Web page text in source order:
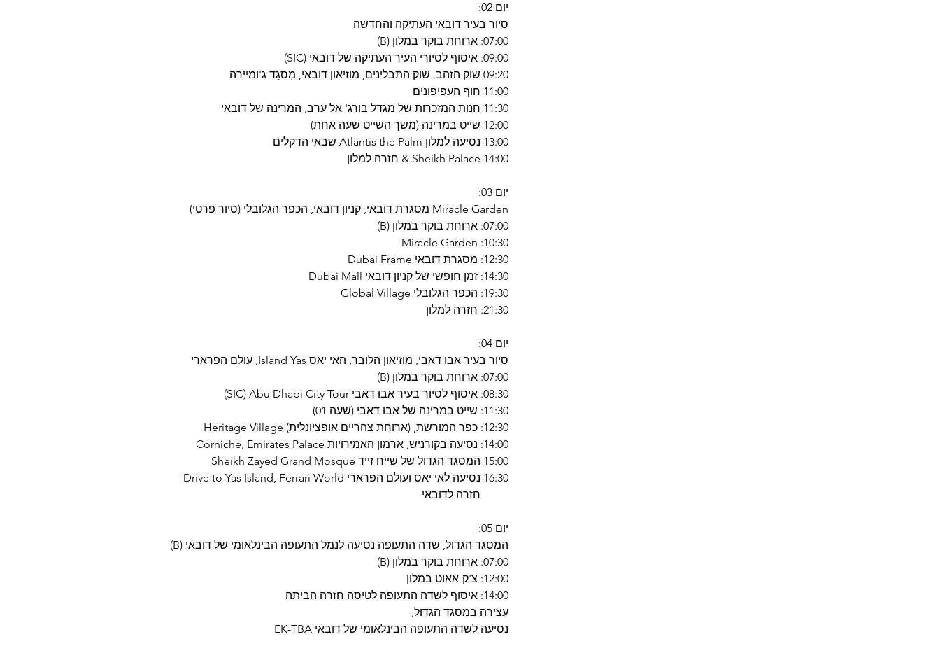
יום 02:
סיור בעיר דובאי העתיקה והחדשה
07:00: ארוחת בוקר במלון (B)
09:00: איסוף לסיורי העיר העתיקה של דובאי (SIC)
09:20 שוק הזהב, שוק התבלינים, מוזיאון דובאי, מִסגָד ג'ומיירה
11:00 חוף העפיפונים
11:30 חנות המזכרות של מגדל בורג' אל ערב, המרינה של דובאי
12:00 שייט במרינה (משך השייט שעה אחת)
13:00 נסיעה למלון Atlantis the Palm שבאי הדקלים
14:00 Sheikh Palace & חזרה למלון
יום 03:
Miracle Garden מסגרת דובאי, קניון דובאי, הכפר הגלובלי (סיור פרטי)
07:00: ארוחת בוקר במלון (B)
10:30: Miracle Garden
12:30: מסגרת דובאי Dubai Frame
14:30: זמן חופשי של קניון דובאי Dubai Mall
19:30: הכפר הגלובלי Global Village
21:30: חזרה למלון
יום 04:
סיור בעיר אבו דאבי, מוזיאון הלובר, האי יאס Island Yas, עולם הפרארי
07:00: ארוחת בוקר במלון (B)
08:30: איסוף לסיור בעיר אבו דאבי SIC) Abu Dhabi City Tour)
11:30: שייט במרינה של אבו דאבי (שעה 01)
12:30: כפר המורשת, (ארוחת צהריים אופציונלית) Heritage Village
14:00: נסיעה בקורניש, ארמון האמירויות Corniche, Emirates Palace
15:00 המסגד הגדול של שייח זייד Sheikh Zayed Grand Mosque
16:30 נסיעה לאי יאס ועולם הפרארי Drive to Yas Island, Ferrari World
חזרה לדובאי
יום 05:
המסגד הגדול, שדה התעופה נסיעה לנמל התעופה הבינלאומי של דובאי (B)
07:00: ארוחת בוקר במלון (B)
12:00: צ'ק-אאוט במלון
14:00: איסוף לשדה התעופה לטיסה חזרה הביתה
עצירה במסגד הגדול,
נסיעה לשדה התעופה הבינלאומי של דובאי EK-TBA